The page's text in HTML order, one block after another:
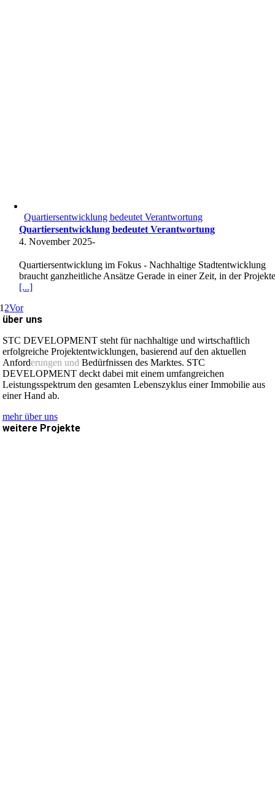
Quartiersentwicklung bedeutet Verantwortung
Quartiersentwicklung bedeutet Verantwortung
4. November 2025-
Quartiersentwicklung im Fokus - Nachhaltige Stadtentwicklung
braucht ganzheitliche Ansätze Gerade in einer Zeit, in der
[...]
1 2Vor
über uns
STC DEVELOPMENT steht für nachhaltige und wirtschaftlich
erfolgreiche Projektentwicklungen, basierend auf den aktuellen
Anforderungen und Bedürfnissen des Marktes. STC
DEVELOPMENT deckt dabei mit einem umfangreichen
Leistungsspektrum den gesamten Lebenszyklus einer Immobilie aus
einer Hand ab.
mehr über uns
weitere Projekte